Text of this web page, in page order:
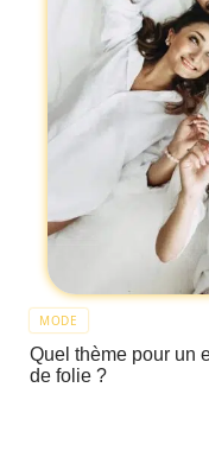
MODE
Quel thème pour un
de folie ?